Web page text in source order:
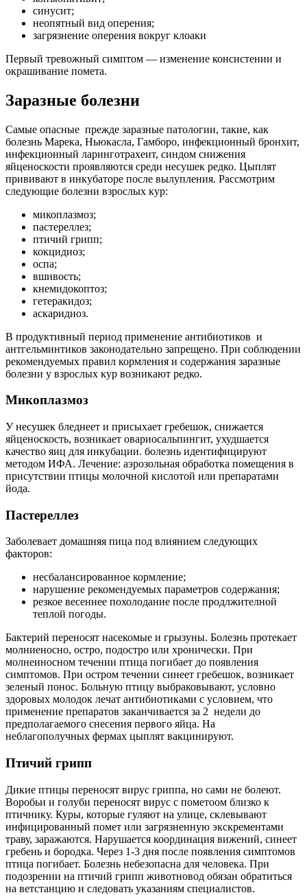
синусит;
неопятный вид оперения;
загрязнение оперения вокруг клоаки
Первый тревожный симптом — изменение консистении и
окрашивание помета.
Заразные болезни
Самые опасные прежде заразные патологии, такие, как
болезнь Марека, Ньюкасла, Гамборо, инфекционный бронхит,
инфекционный ларинготрахеит, синдом снижения
яйценоскости проявляются среди несушек редко. Цыплят
прививают в инкубаторе после вылупления. Рассмотрим
следующие болезни взрослых кур:
микоплазмоз;
пастереллез;
птичий грипп;
кокцидиоз;
оспа;
вшивость;
кнемидокоптоз;
гетеракидоз;
аскаридиоз.
В продуктивный период применение антибиотиков и
антгельминтиков законодательно запрещено. При соблюдении
рекомендуемых правил кормления и содержания заразные
болезни у взрослых кур возникают редко.
Микоплазмоз
У несушек бледнеет и присыхает гребешок, снижается
яйценоскость, возникает овариосальпингит, ухудшается
качество яиц для инкубации. болезнь идентифицируют
методом ИФА. Лечение: аэрозольная обработка помещения в
присутствии птицы молочной кислотой или препаратами
йода.
Пастереллез
Заболевает домашняя пица под влиянием следующих
факторов:
несбалансированное кормление;
нарушение рекомендуемых параметров содержания;
резкое весеннее похолодание после продлжителной
теплой погоды.
Бактерий переносят насекомые и грызуны. Болезнь протекает
молниеносно, остро, подостро или хронически. При
молнеиносном течении птица погибает до появления
симптомов. При остром течении синеет гребешок, возникает
зеленый понос. Больную птицу выбраковывают, условно
здоровых молодок лечат антибиотиками с условием, что
применение препаратов заканчивается за 2 недели до
предполагаемого снесения первого яйца. На
неблагополучных фермах цыплят вакцинируют.
Птичий грипп
Дикие птицы переносят вирус гриппа, но сами не болеют.
Воробьи и голуби переносят вирус с пометоом близко к
птичнику. Куры, которые гуляют на улице, склевывают
инфицированный помет или загрязненную экскрементами
траву, заражаются. Нарушается координация вижений, синеет
гребень и бородка. Через 1-3 дня после появления симптомов
птица погибает. Болезнь небезопасна для человека. При
подозрении на птичий грипп животновод обязан обратиться
на ветстанцию и следовать указаниям специалистов.